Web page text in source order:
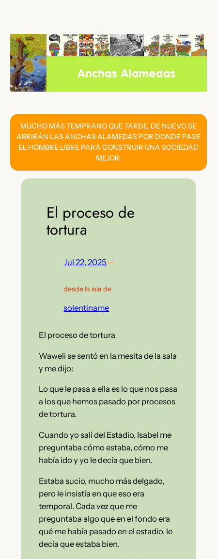
contenido
MUCHO MÁS TEMPRANO QUE TARDE, DE NUEVO SE
ABRIRÁN LAS ANCHAS ALAMEDAS POR DONDE PASE
EL HOMBRE LIBRE PARA CONSTRUIR UNA SOCIEDAD
MEJOR.
El proceso de
tortura
Jul 22, 2025—
desde la isla de
solentiname
El proceso de tortura
Waweli se sentó en la mesita de la sala
y me dijo:
Lo que le pasa a ella es lo que nos pasa
a los que hemos pasado por procesos
de tortura.
Cuando yo salí del Estadio, Isabel me
preguntaba cómo estaba, cómo me
había ido y yo le decía que bien.
Estaba sucio, mucho más delgado,
pero le insistía en que eso era
temporal. Cada vez que me
preguntaba algo que en el fondo era
qué me había pasado en el estadio, le
decía que estaba bien.